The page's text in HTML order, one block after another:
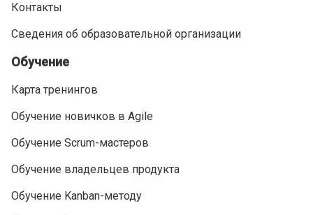
Контакты
Сведения об образовательной организации
Обучение
Карта тренингов
Обучение новичков в Agile
Обучение Scrum-мастеров
Обучение владельцев продукта
Обучение Kanban-методу